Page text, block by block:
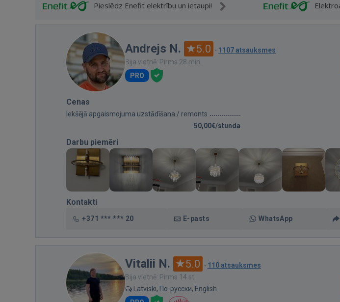
Pieslēdz Enefit elektrību un ietaupi!
Andrejs N. 5.0 · 1107 atsauksmes
Bija vietnē: Pirms 28 min.
PRO
Cenas
Iekšējā apgaismojuma uzstādīšana / remonts
50,00€/stunda
Darbu piemēri
Kontakti
+371 *** *** 20 E-pasts WhatsApp
Vitalii N. 5.0 · 110 atsauksmes
Bija vietnē: Pirms 14 st.
Latviski, По-русски, English